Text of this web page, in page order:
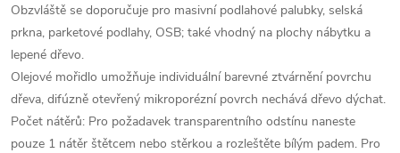
Obzvláště se doporučuje pro masivní podlahové palubky, selská
prkna, parketové podlahy, OSB; také vhodný na plochy nábytku a
lepené dřevo.
Olejové mořidlo umožňuje individuální barevné ztvárnění povrchu
dřeva, difúzně otevřený mikroporézní povrch nechává dřevo dýchat.
Počet nátěrů: Pro požadavek transparentního odstínu naneste
pouze 1 nátěr štětcem nebo stěrkou a rozleštěte bílým padem. Pro